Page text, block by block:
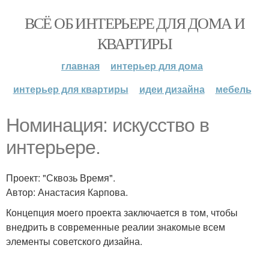
ВСЁ ОБ ИНТЕРЬЕРЕ ДЛЯ ДОМА И
КВАРТИРЫ
главная
интерьер для дома
интерьер для квартиры
идеи дизайна мебель
Номинация: искусство в
интерьере.
Проект: "Сквозь Время".
Автор: Анастасия Карпова.
Концепция моего проекта заключается в том, чтобы
внедрить в современные реалии знакомые всем
элементы советского дизайна.